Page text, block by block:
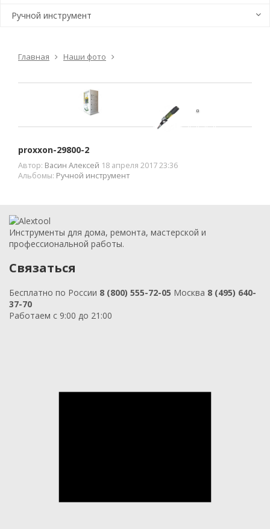
Ручной инструмент
Главная Наши фото
proxxon-29800-2
Автор: Васин Алексей 18 апреля 2017 23:36
Альбомы: Ручной инструмент
Инструменты для дома, ремонта, мастерской и
профессиональной работы.
Связаться
Бесплатно по России 8 (800) 555-72-05 Москва 8 (495) 640-
37-70
Работаем с 9:00 до 21:00